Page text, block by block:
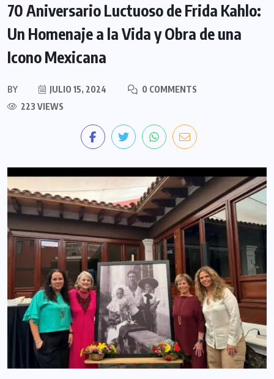
70 Aniversario Luctuoso de Frida Kahlo:
Un Homenaje a la Vida y Obra de una
Icono Mexicana
BY JULIO 15, 2024
0 COMMENTS
223 VIEWS